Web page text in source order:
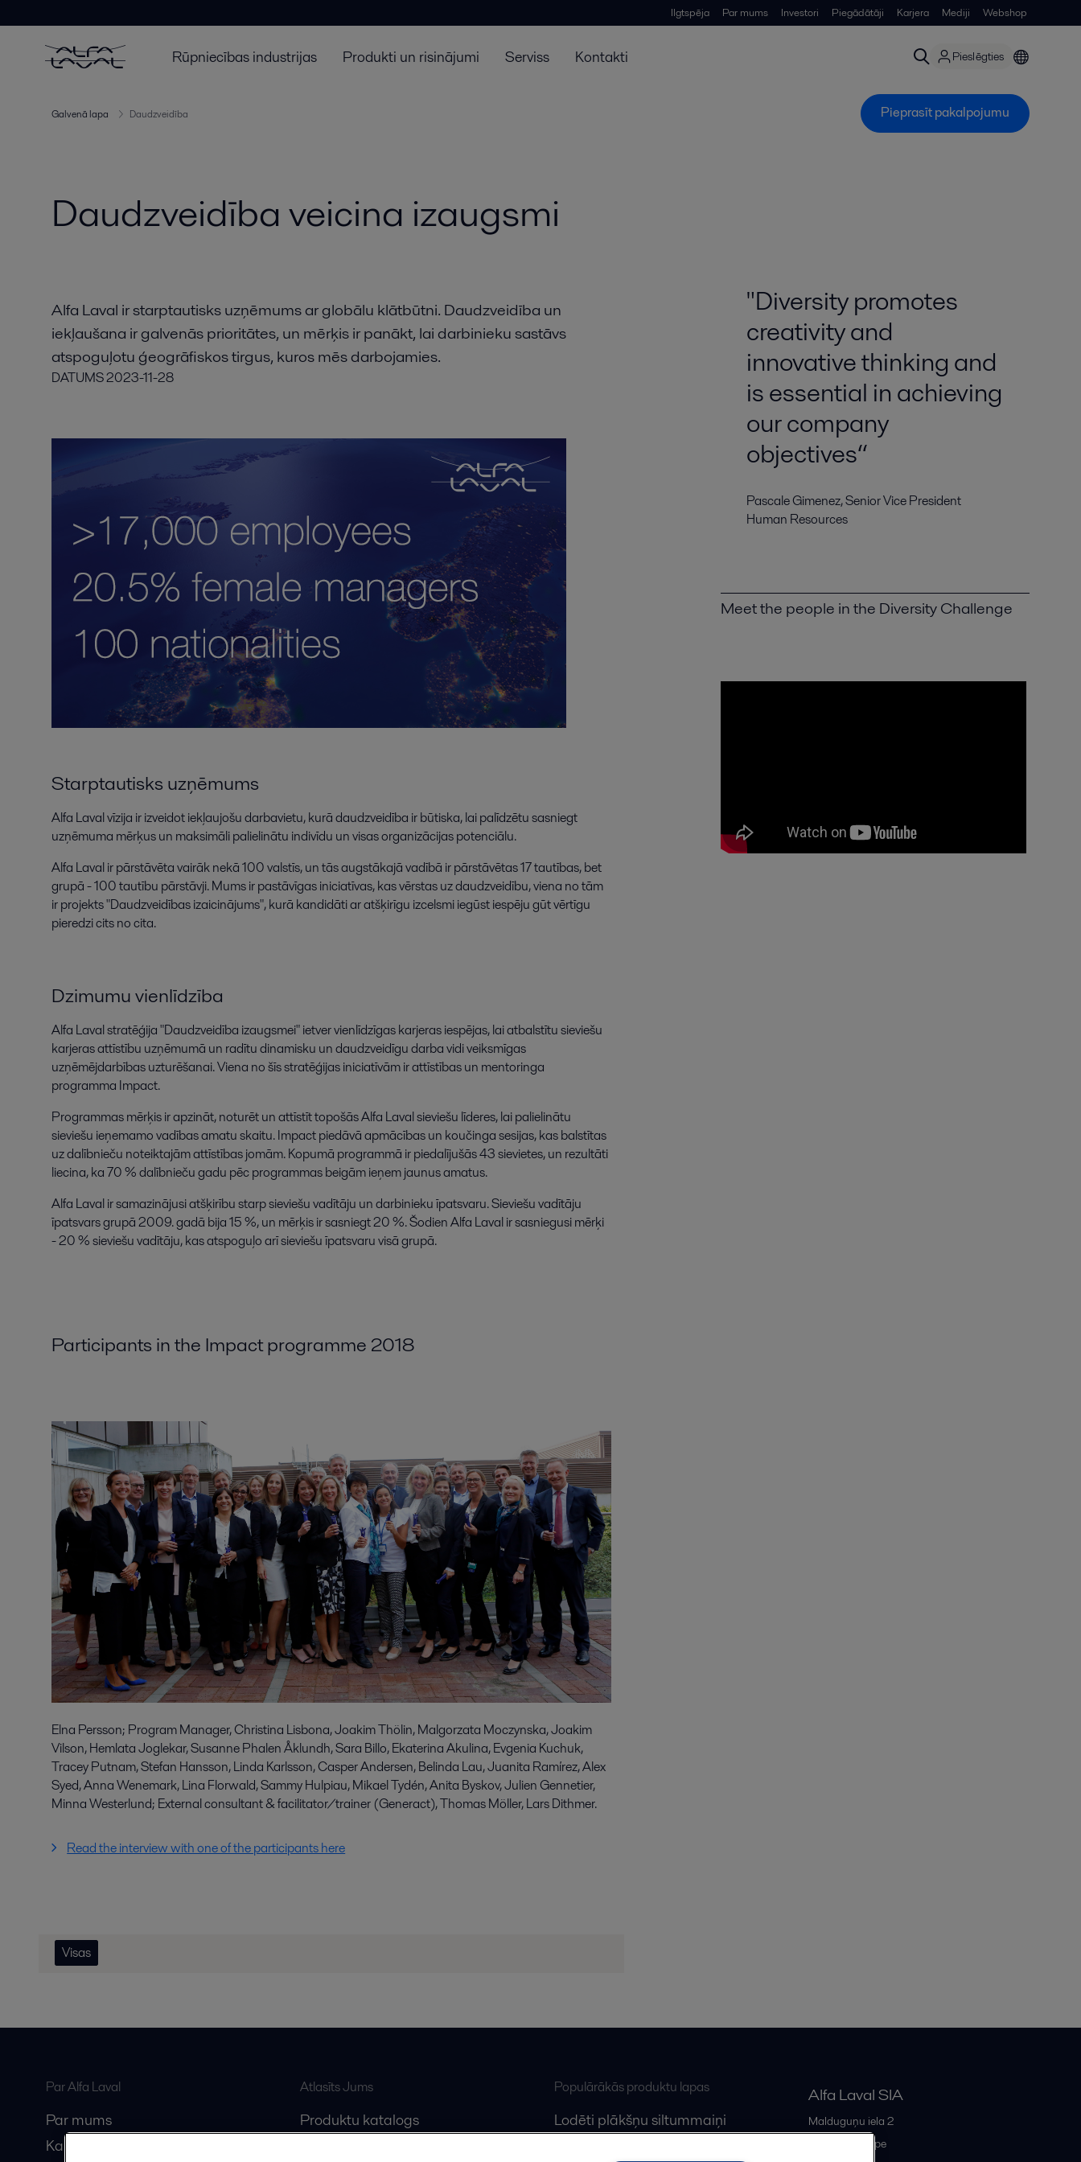
Ilgtspēja Par mums Investori Piegādātāji Karjera Mediji Webshop
Rūpniecības industrijas Produkti un risinājumi Serviss Kontakti Pieslēgties
Galvenā lapa Daudzveidība Pieprasīt pakalpojumu
Daudzveidība veicina izaugsmi
Alfa Laval ir starptautisks uzņēmums ar globālu klātbūtni. Daudzveidība un
iekļaušana ir galvenās prioritātes, un mērķis ir panākt, lai darbinieku sastāvs
atspoguļotu ģeogrāfiskos tirgus, kuros mēs darbojamies.
DATUMS2023-11-28
Starptautisks uzņēmums
Alfa Laval vīzija ir izveidot iekļaujošu darbavietu, kurā daudzveidība ir būtiska, lai palīdzētu sasniegt
uzņēmuma mērķus un maksimāli palielinātu indivīdu un visas organizācijas potenciālu.
Alfa Laval ir pārstāvēta vairāk nekā 100 valstīs, un tās augstākajā vadībā ir pārstāvētas 17 tautības, bet
grupā - 100 tautību pārstāvji. Mums ir pastāvīgas iniciatīvas, kas vērstas uz daudzveidību, viena no tām
ir projekts "Daudzveidības izaicinājums", kurā kandidāti ar atšķirīgu izcelsmi iegūst iespēju gūt vērtīgu
pieredzi cits no cita.
Dzimumu vienlīdzība
Alfa Laval stratēģija "Daudzveidība izaugsmei" ietver vienlīdzīgas karjeras iespējas, lai atbalstītu sieviešu
karjeras attīstību uzņēmumā un radītu dinamisku un daudzveidīgu darba vidi veiksmīgas
uzņēmējdarbības uzturēšanai. Viena no šīs stratēģijas iniciatīvām ir attīstības un mentoringa
programma Impact.
Programmas mērķis ir apzināt, noturēt un attīstīt topošās Alfa Laval sieviešu līderes, lai palielinātu
sieviešu ieņemamo vadības amatu skaitu. Impact piedāvā apmācības un koučinga sesijas, kas balstītas
uz dalībnieču noteiktajām attīstības jomām. Kopumā programmā ir piedalījušās 43 sievietes, un rezultāti
liecina, ka 70 % dalībnieču gadu pēc programmas beigām ieņem jaunus amatus.
Alfa Laval ir samazinājusi atšķirību starp sieviešu vadītāju un darbinieku īpatsvaru. Sieviešu vadītāju
īpatsvars grupā 2009. gadā bija 15 %, un mērķis ir sasniegt 20 %. Šodien Alfa Laval ir sasniegusi mērķi
- 20 % sieviešu vadītāju, kas atspoguļo arī sieviešu īpatsvaru visā grupā.
Participants in the Impact programme 2018
Elna Persson; Program Manager, Christina Lisbona, Joakim Thölin, Malgorzata Moczynska, Joakim
Vilson, Hemlata Joglekar, Susanne Phalen Åklundh, Sara Billo, Ekaterina Akulina, Evgenia Kuchuk,
Tracey Putnam, Stefan Hansson, Linda Karlsson, Casper Andersen, Belinda Lau, Juanita Ramírez, Alex
Syed, Anna Wenemark, Lina Florwald, Sammy Hulpiau, Mikael Tydén, Anita Byskov, Julien Gennetier,
Minna Westerlund; External consultant & facilitator/trainer (Generact), Thomas Möller, Lars Dithmer.
Read the interview with one of the participants here
"Diversity promotes
creativity and
innovative thinking and
is essential in achieving
our company
objectives“
Pascale Gimenez, Senior Vice President
Human Resources
Meet the people in the Diversity Challenge
Visas
Par Alfa Laval
Par mums
Karjera
Atlasīts Jums
Produktu katalogs
Populārākās produktu lapas
Lodēti plākšņu siltummaiņi
Alfa Laval SIA
Malduguņu iela 2
Mārupe